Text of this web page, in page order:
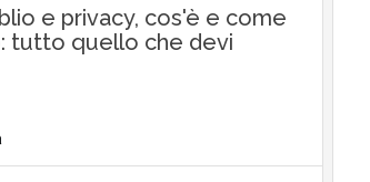
e privacy, cos'è e come
tutto quello che devi